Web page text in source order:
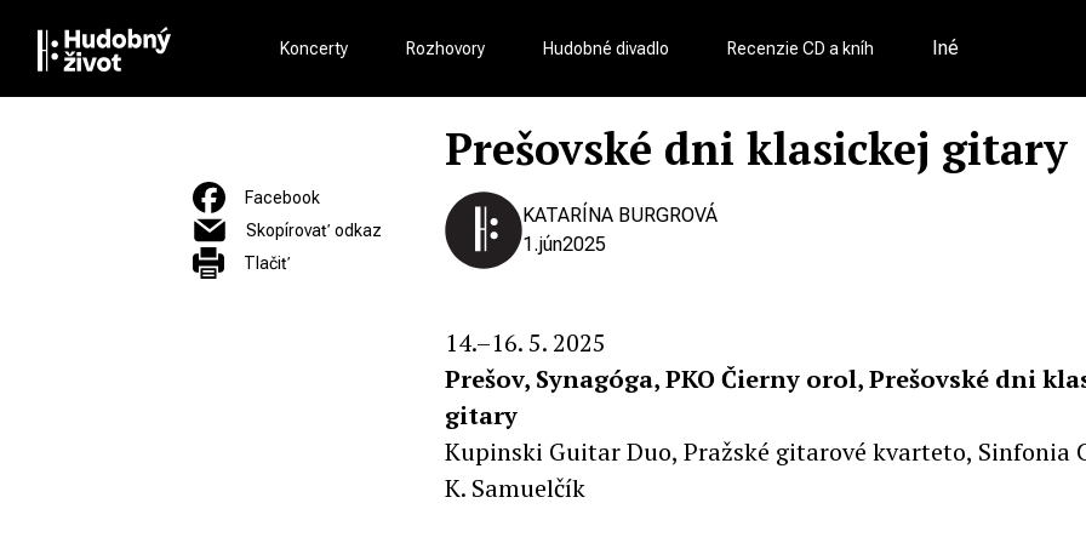
Koncerty Rozhovory Hudobné divadlo Recenzie CD a kníh Iné
Prešovské dni klasickej gitary
Facebook
Skopírovať odkaz
Tlačiť
KATARÍNA BURGROVÁ
1.jún2025
14.–16. 5. 2025
Prešov, Synagóga, PKO Čierny orol, Prešovské dni
gitary
Kupinski Guitar Duo, Pražské gitarové kvarteto, Sinfonia
K. Samuelčík